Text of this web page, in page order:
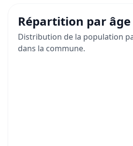
Répartition par âge
Distribution de la population
dans la commune.